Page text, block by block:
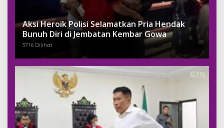
Aksi Heroik Polisi Selamatkan Pria Hendak
Bunuh Diri di Jembatan Kembar Gowa
3716 Dilihat